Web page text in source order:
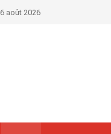
6 août 2026